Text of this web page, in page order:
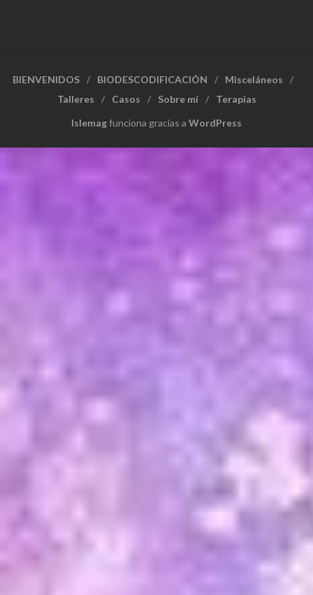
BIENVENIDOS BIODESCODIFICACIÓN
Misceláneos
Talleres
Casos Sobre mí
Terapias
Islemagfunciona gracias a WordPress